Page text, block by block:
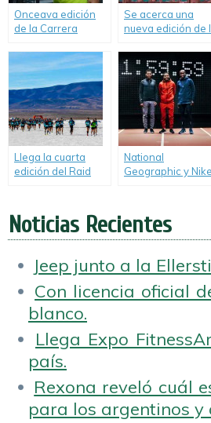
Onceava edición
de la Carrera
Educación.
Se acerca una
nueva edición de
Buenos Aires.
Llega la cuarta
edición del Raid
National
Geographic y Nike
Noticias Recientes
Jeep junto a la
Con licencia oficial
blanco.
Llega Expo
país.
Rexona reveló cuál
para los argentinos